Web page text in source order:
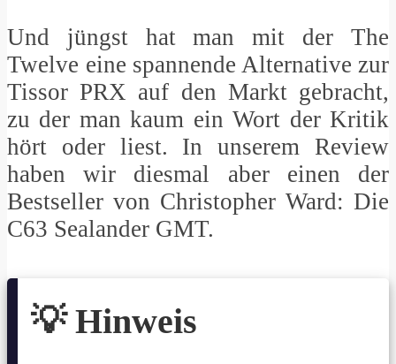
Und jüngst hat man mit der The
Twelve eine spannende Alternative zur
Tissor PRX auf den Markt gebracht,
zu der man kaum ein Wort der Kritik
hört oder liest. In unserem Review
haben wir diesmal aber einen der
Bestseller von Christopher Ward: Die
C63 Sealander GMT.
💡 Hinweis